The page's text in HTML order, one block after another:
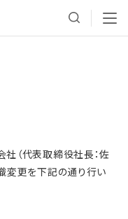
社（代表取締役社長：佐
変更を下記の通り行い